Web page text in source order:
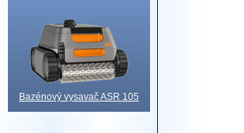
Bazénový vysavač ASR 105